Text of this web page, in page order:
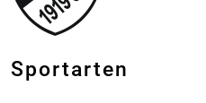
Sportarten